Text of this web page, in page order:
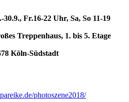
30.9., Fr.16-22 Uhr, Sa, So 11-19
Treppenhaus, 1. bis 5. Etage
Köln-Südstadt
photoszene2018/